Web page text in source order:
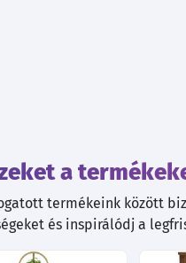
a
termékeink között
és inspirálódj a